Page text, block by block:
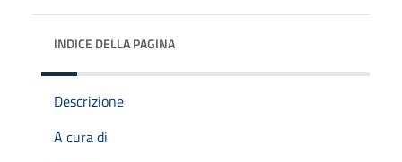
INDICE DELLA PAGINA
Descrizione
A cura di